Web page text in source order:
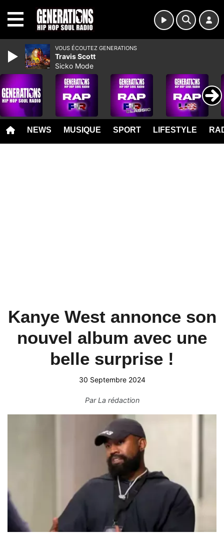
NEWS MUSIQUE SPORT LIFESTYLE
Kanye West annonce son
nouvel album avec une
belle surprise !
30 Septembre 2024
ParLa rédaction
VOUS ÉCOUTEZ GENERATIONS
Travis Scott
Sicko Mode